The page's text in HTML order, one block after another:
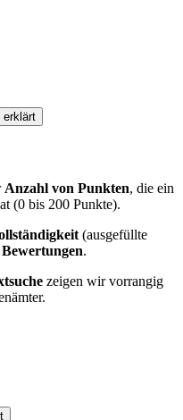
erklärt
Anzahl von Punkten, die ein
(0 bis 200 Punkte).
(ausgefüllte
Bewertungen.
zeigen wir vorrangig